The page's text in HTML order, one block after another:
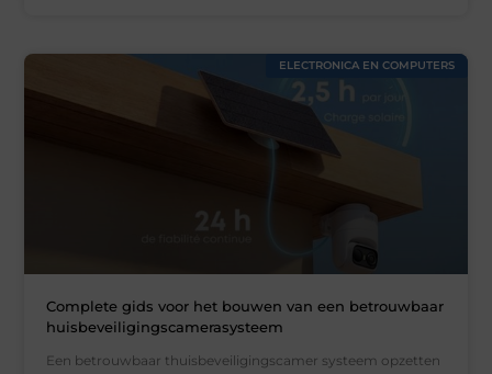
ELECTRONICA EN COMPUTERS
Complete gids voor het bouwen van een betrouwbaar
huisbeveiligingscamerasysteem
Een betrouwbaar thuisbeveiligingscamer systeem opzetten